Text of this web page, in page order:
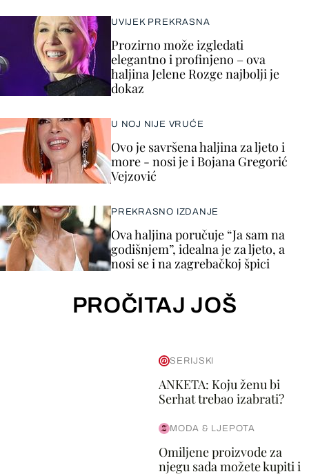
UVIJEK PREKRASNA
Prozirno može izgledati
elegantno i profinjeno – ova
haljina Jelene Rozge najbolji je
dokaz
U NOJ NIJE VRUĆE
Ovo je savršena haljina za ljeto i
more - nosi je i Bojana Gregorić
Vejzović
PREKRASNO IZDANJE
Ova haljina poručuje “Ja sam na
godišnjem”, idealna je za ljeto, a
nosi se i na zagrebačkoj špici
PROČITAJ JOŠ
SERIJSKI
ANKETA: Koju ženu bi
Serhat trebao izabrati?
MODA & LJEPOTA
Omiljene proizvode za
njegu sada možete kupiti i